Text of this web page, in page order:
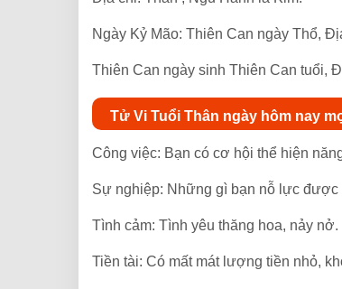
Ngày Kỷ Mão: Thiên Can ngày Thổ,
Thiên Can ngày sinh Thiên Can tuổi,
Tử Vi Tuổi Thân ngày hôm nay
Công việc: Bạn có cơ hội thể hiện
Sự nghiệp: Những gì bạn nỗ lực được
Tình cảm: Tình yêu thăng hoa, nảy nở.
Tiền tài: Có mất mát lượng tiền nhỏ,